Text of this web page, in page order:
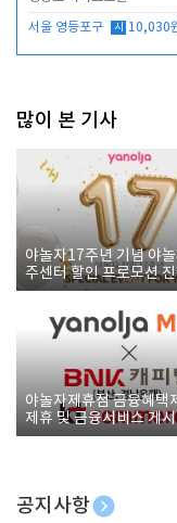
서울 영등포구 시 10,030
많이 본 기사
야놀자17주년 기념 야
주센터 할인 프로모션
야놀자제휴점 금융혜택
제휴 및 금융서비스 게시
공지사항
[호텔업] 개인정보 처리방침